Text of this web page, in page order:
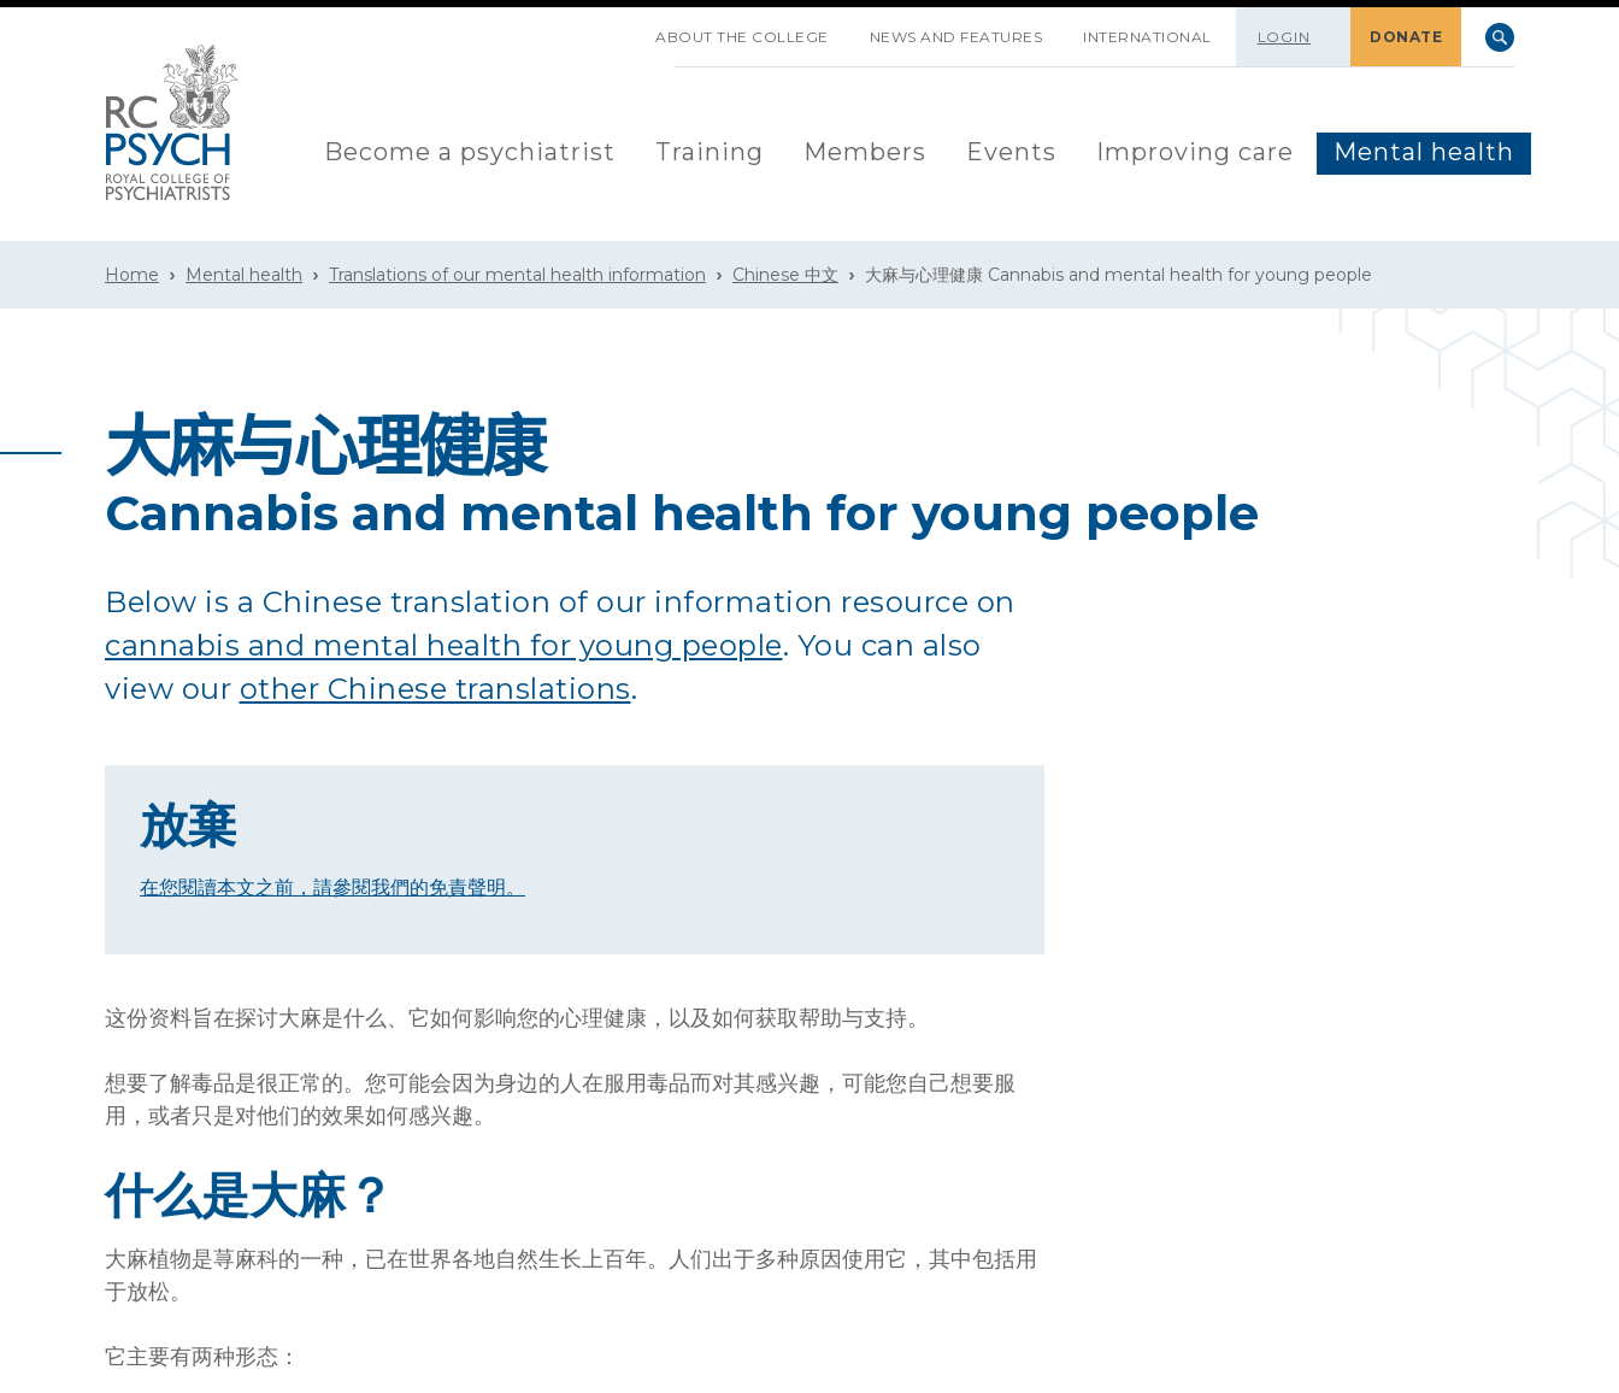
ABOUT THE COLLEGE NEWS AND FEATURES INTERNATIONAL LOGIN DONATE
Become a psychiatrist Training Members Events Improving care Mental health
Home Mental health Translations of our mental health information Chinese 中文 大麻与心理健康 Cannabis and mental health for young people
大麻与心理健康
Cannabis and mental health for young people
Below is a Chinese translation of our information resource on
cannabis and mental health for young people. You can also
view our other Chinese translations.
放棄
在您閱讀本文之前，請參閱我們的免責聲明。
这份资料旨在探讨大麻是什么、它如何影响您的心理健康，以及如何获取帮助与支持。
想要了解毒品是很正常的。您可能会因为身边的人在服用毒品而对其感兴趣，可能您自己想要服
用，或者只是对他们的效果如何感兴趣。
什么是大麻？
大麻植物是荨麻科的一种，已在世界各地自然生长上百年。人们出于多种原因使用它，其中包括用
于放松。
它主要有两种形态：